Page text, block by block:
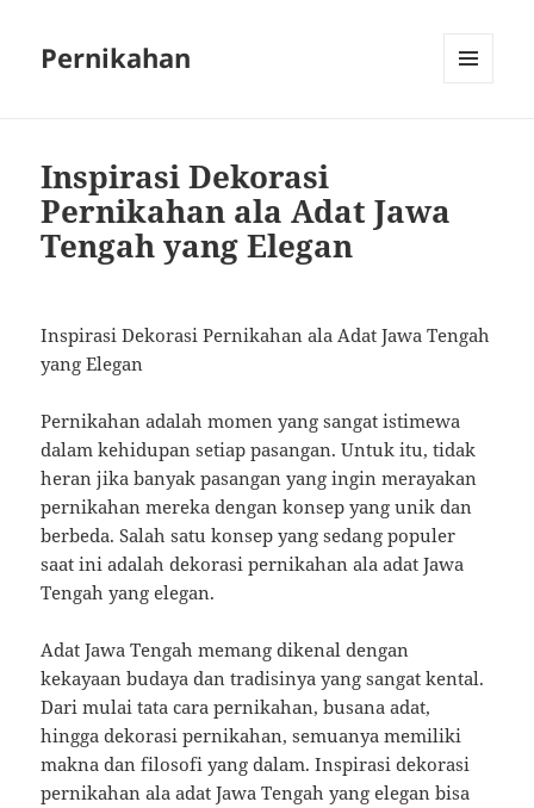
Pernikahan
Inspirasi Dekorasi
Pernikahan ala Adat Jawa
Tengah yang Elegan
Inspirasi Dekorasi Pernikahan ala Adat Jawa Tengah
yang Elegan
Pernikahan adalah momen yang sangat istimewa
dalam kehidupan setiap pasangan. Untuk itu, tidak
heran jika banyak pasangan yang ingin merayakan
pernikahan mereka dengan konsep yang unik dan
berbeda. Salah satu konsep yang sedang populer
saat ini adalah dekorasi pernikahan ala adat Jawa
Tengah yang elegan.
Adat Jawa Tengah memang dikenal dengan
kekayaan budaya dan tradisinya yang sangat kental.
Dari mulai tata cara pernikahan, busana adat,
hingga dekorasi pernikahan, semuanya memiliki
makna dan filosofi yang dalam. Inspirasi dekorasi
pernikahan ala adat Jawa Tengah yang elegan bisa